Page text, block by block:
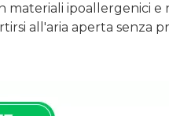
materiali ipoallergenici e
all'aria aperta senza